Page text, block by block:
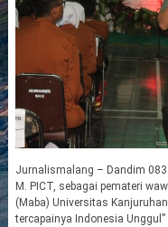
Jurnalismalang – Dandim
M. PICT, sebagai pemateri
(Maba) Universitas
tercapainya Indonesia